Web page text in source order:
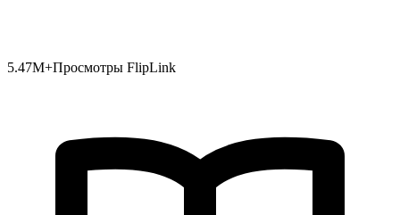
5.47M+Просмотры FlipLink